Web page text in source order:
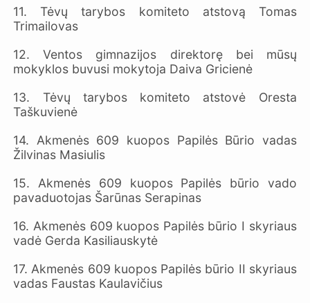
11. Tėvų tarybos komiteto atstovą Tomas
Trimailovas
12. Ventos gimnazijos direktorę bei mūsų
mokyklos buvusi mokytoja Daiva Gricienė
13. Tėvų tarybos komiteto atstovė Oresta
Taškuvienė
14. Akmenės 609 kuopos Papilės Būrio vadas
Žilvinas Masiulis
15. Akmenės 609 kuopos Papilės būrio vado
pavaduotojas Šarūnas Serapinas
16. Akmenės 609 kuopos Papilės būrio I skyriaus
vadė Gerda Kasiliauskytė
17. Akmenės 609 kuopos Papilės būrio II skyriaus
vadas Faustas Kaulavičius